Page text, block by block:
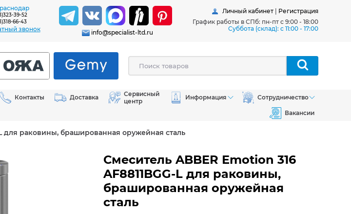
39-52
66-43
звонок info@specialist-ltd.ru
Личный кабинет| Регистрация
График работы в СПб: пн-пт с 9:00 - 18:00
Суббота (склад): c 11:00 - 17:00
Контакты Доставка
Сервисный
центр
Информация Сотрудничество
Вакансии
для раковины, брашированная оружейная сталь
Смеситель ABBER Emotion 316
AF8811BGG-L для раковины,
брашированная оружейная
сталь